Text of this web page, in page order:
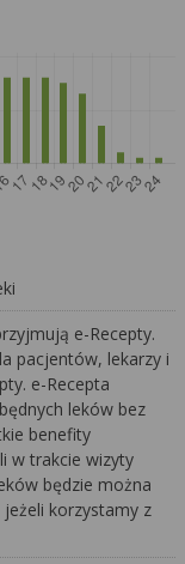
e-Recepty.
pacjentów, lekarzy i
e-Recepta
leków bez
benefity
w trakcie wizyty
będzie można
korzystamy z